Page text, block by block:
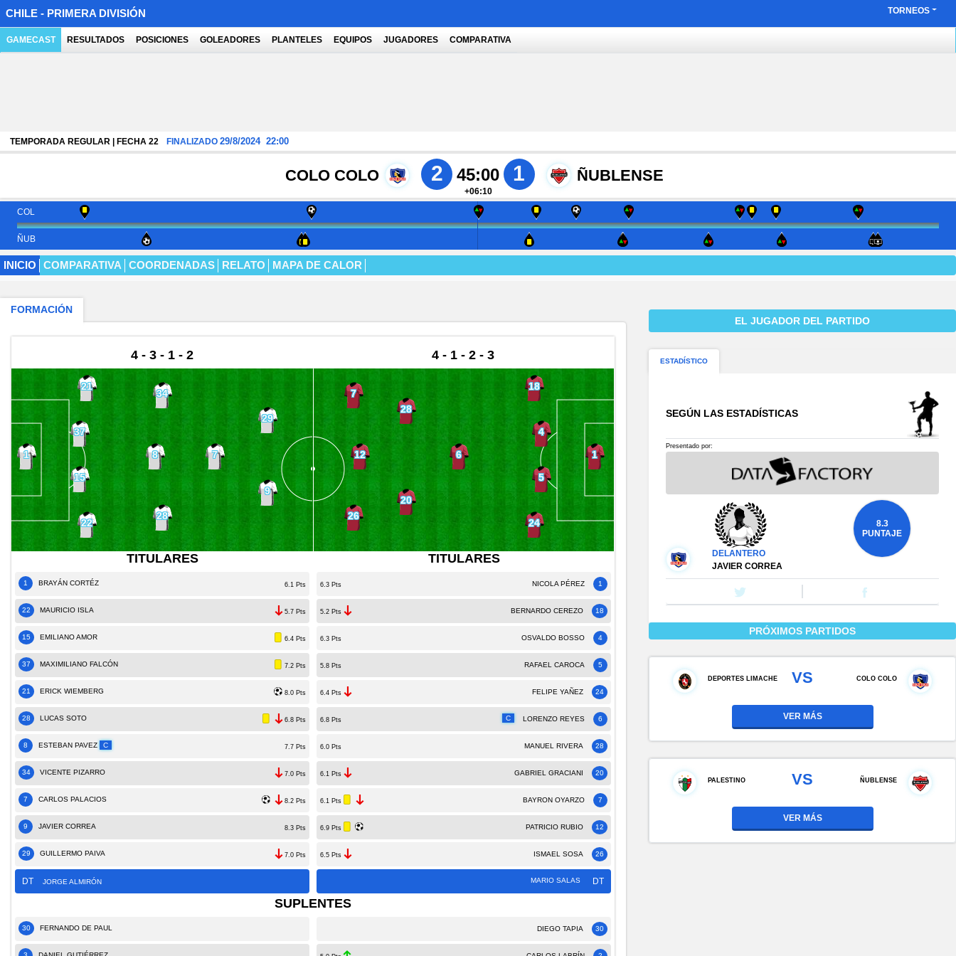
CHILE - PRIMERA DIVISIÓN TORNEOS
GAMECAST RESULTADOS POSICIONES GOLEADORES PLANTELES EQUIPOS JUGADORES COMPARATIVA
TEMPORADA REGULAR | FECHA 22 FINALIZADO 29/8/2024 22:00
COLO COLO 2 45:00
+06:10
1 ÑUBLENSE
COL
ÑUB
MAPA DE CALOR
RELATO
COORDENADAS
COMPARATIVA
INICIO
FORMACIÓN
4 - 3 - 1 - 2
1
21
37
15
22
34
8
28
7
29
9
4 - 1 - 2 - 3
1
18
4
5
24
6
28
20
7
12
26
TITULARES
1 BRAYÁN CORTÉZ 6.1 Pts
22 MAURICIO ISLA 5.7 Pts
15 EMILIANO AMOR 6.4 Pts
37 MAXIMILIANO FALCÓN 7.2 Pts
21 ERICK WIEMBERG 8.0 Pts
28 LUCAS SOTO 6.8 Pts
8 ESTEBAN PAVEZ C 7.7 Pts
34 VICENTE PIZARRO 7.0 Pts
7 CARLOS PALACIOS 8.2 Pts
9 JAVIER CORREA 8.3 Pts
29 GUILLERMO PAIVA 7.0 Pts
DT JORGE ALMIRÓN
TITULARES
1
NICOLA PÉREZ
6.3 Pts
18
BERNARDO CEREZO
5.2 Pts
4
OSVALDO BOSSO
6.3 Pts
5
RAFAEL CAROCA
5.8 Pts
24
FELIPE YAÑEZ
6.4 Pts
6
LORENZO REYES
C
6.8 Pts
28
MANUEL RIVERA
6.0 Pts
20
GABRIEL GRACIANI
6.1 Pts
7
BAYRON OYARZO
6.1 Pts
12
PATRICIO RUBIO
6.9 Pts
26
ISMAEL SOSA
6.5 Pts
DT
MARIO SALAS
SUPLENTES
30 FERNANDO DE PAUL 30
DIEGO TAPIA
EL JUGADOR DEL PARTIDO
ESTADÍSTICO
SEGÚN LAS ESTADÍSTICAS
Presentado por:
DELANTERO
JAVIER CORREA
8.3
PUNTAJE
PRÓXIMOS PARTIDOS
DEPORTES LIMACHE VS COLO COLO
VER MÁS
PALESTINO VS ÑUBLENSE
VER MÁS